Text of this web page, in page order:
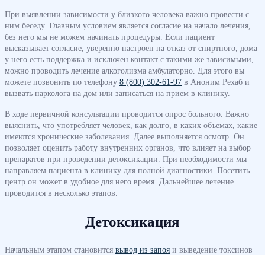
При выявлении зависимости у близкого человека важно провести с
ним беседу. Главным условием является согласие на начало лечения,
без него мы не можем начинать процедуры. Если пациент
высказывает согласие, уверенно настроен на отказ от спиртного, дома
у него есть поддержка и исключен контакт с такими же зависимыми,
можно проводить лечение алкоголизма амбулаторно. Для этого вы
можете позвонить по телефону 8 (800) 302-61-97 в Аноним Рехаб и
вызвать нарколога на дом или записаться на прием в клинику.
В ходе первичной консультации проводится опрос больного. Важно
выяснить, что употребляет человек, как долго, в каких объемах, какие
имеются хронические заболевания. Далее выполняется осмотр. Он
позволяет оценить работу внутренних органов, что влияет на выбор
препаратов при проведении детоксикации. При необходимости мы
направляем пациента в клинику для полной диагностики. Посетить
центр он может в удобное для него время. Дальнейшее лечение
проводится в несколько этапов.
Детоксикация
Начальным этапом становится вывод из запоя и выведение токсинов